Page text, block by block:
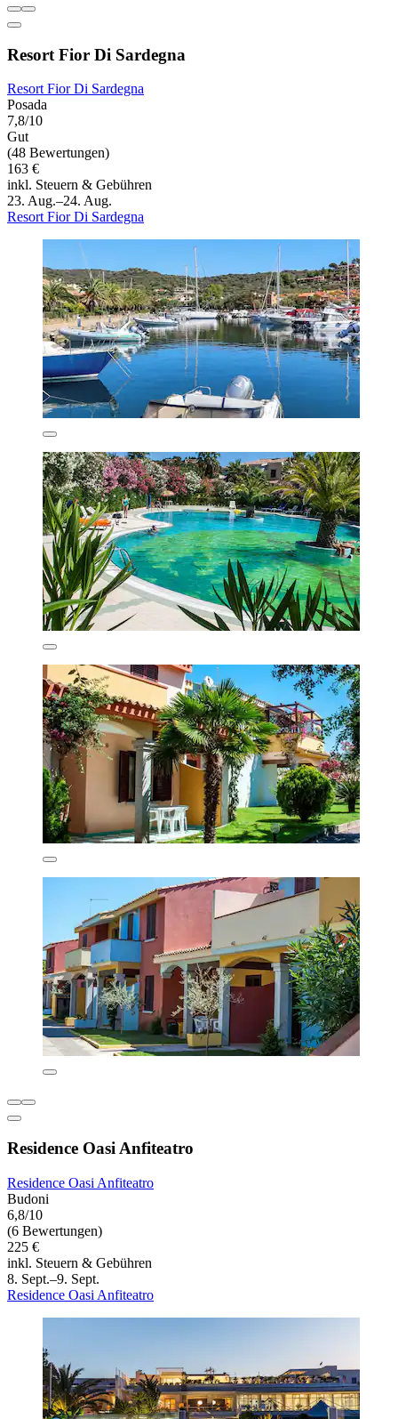
Resort Fior Di Sardegna
Resort Fior Di Sardegna
Posada
7,8/10
Gut
(48 Bewertungen)
163 €
inkl. Steuern & Gebühren
23. Aug.–24. Aug.
Resort Fior Di Sardegna
Residence Oasi Anfiteatro
Residence Oasi Anfiteatro
Budoni
6,8/10
(6 Bewertungen)
225 €
inkl. Steuern & Gebühren
8. Sept.–9. Sept.
Residence Oasi Anfiteatro